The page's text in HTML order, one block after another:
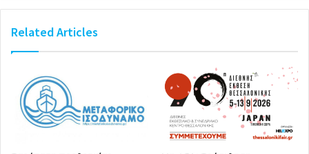
Related Articles